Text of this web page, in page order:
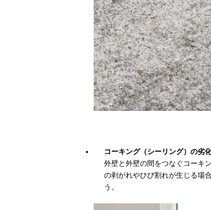
コーキング（シーリング）の劣
外壁と外壁の間をつなぐコーキ
の剥がれやひび割れが生じる場
う。